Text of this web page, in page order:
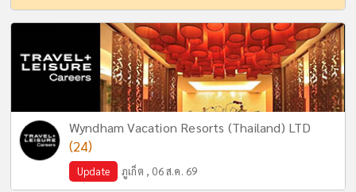
Wyndham Vacation Resorts (Thailand) LTD
(24)
Update ภูเก็ต , 06 ส.ค. 69